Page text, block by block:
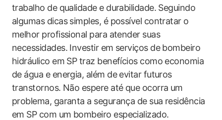
trabalho de qualidade e durabilidade. Seguindo
algumas dicas simples, é possível contratar o
melhor profissional para atender suas
necessidades. Investir em serviços de bombeiro
hidráulico em SP traz benefícios como economia
de água e energia, além de evitar futuros
transtornos. Não espere até que ocorra um
problema, garanta a segurança de sua residência
em SP com um bombeiro especializado.